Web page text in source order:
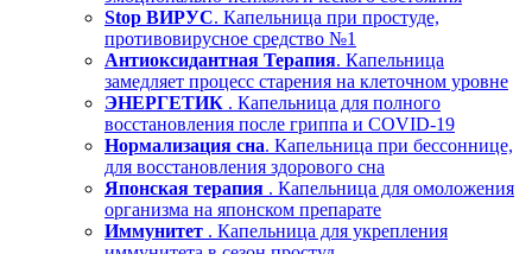
Stop ВИРУС. Капельница при простуде,
противовирусное средство №1
Антиоксидантная Терапия. Капельница
замедляет процесс старения на клеточном уровне
ЭНЕРГЕТИК . Капельница для полного
восстановления после гриппа и COVID-19
Нормализация сна. Капельница при бессоннице,
для восстановления здорового сна
Японская терапия . Капельница для омоложения
организма на японском препарате
Иммунитет . Капельница для укрепления